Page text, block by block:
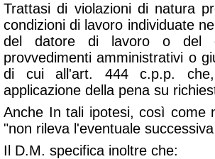
Trattasi di violazioni di natura
condizioni di lavoro individuate
del datore di lavoro o del
provvedimenti amministrativi o
di cui all'art. 444 c.p.p.
applicazione della pena su
Anche In tali ipotesi, così come
"non rileva l'eventuale
Il D.M. specifica inoltre che: